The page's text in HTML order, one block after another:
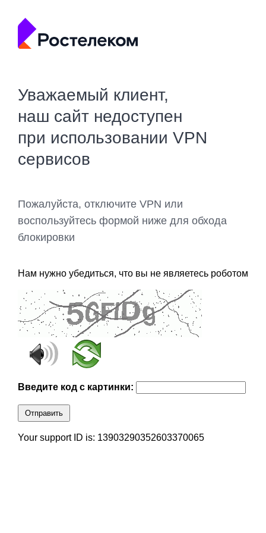
Уважаемый клиент,
наш сайт недоступен
при использовании VPN
сервисов
Пожалуйста, отключите VPN или
воспользуйтесь формой ниже для обхода
блокировки
Нам нужно убедиться, что вы не являетесь роботом
Введите код с картинки:
Отправить
Your support ID is: 13903290352603370065